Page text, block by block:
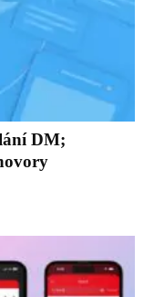
DM;